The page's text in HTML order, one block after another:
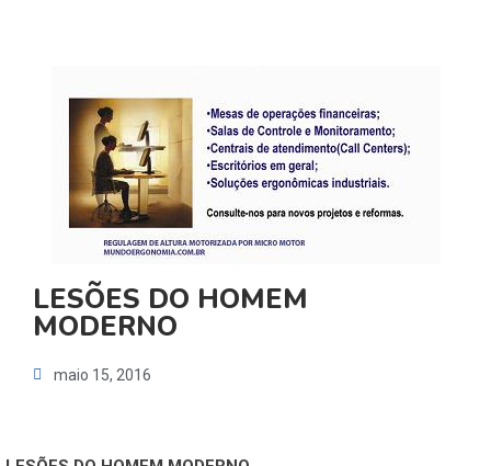
LESÕES DO HOMEM
MODERNO
maio 15, 2016